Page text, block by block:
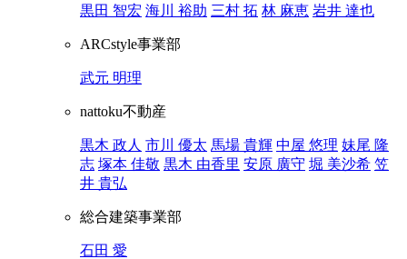
黒田 智宏 海川 裕助 三村 拓 林 麻恵 岩井 達也
ARCstyle事業部
武元 明理
nattoku不動産
黒木 政人 市川 優太 馬場 貴輝 中屋 悠理 妹尾 隆
志 塚本 佳敬 黒木 由香里 安原 廣守 堀 美沙希 笠
井 貴弘
総合建築事業部
石田 愛